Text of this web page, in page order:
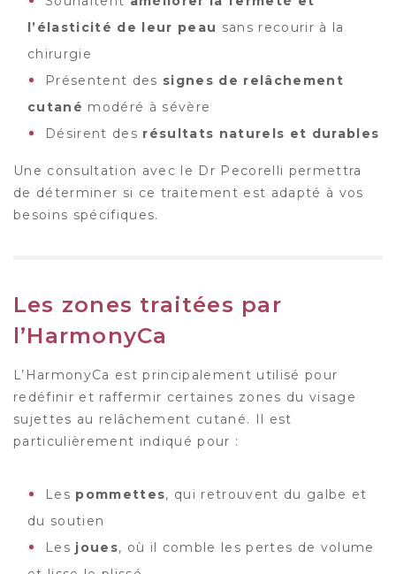
l’élasticité de leur peau sans recourir à la
chirurgie
Présentent des signes de relâchement
cutané modéré à sévère
Désirent des résultats naturels et durables
Une consultation avec le Dr Pecorelli permettra
de déterminer si ce traitement est adapté à vos
besoins spécifiques.
Les zones traitées par
l’HarmonyCa
L’HarmonyCa est principalement utilisé pour
redéfinir et raffermir certaines zones du visage
sujettes au relâchement cutané. Il est
particulièrement indiqué pour :
Les pommettes, qui retrouvent du galbe et
du soutien
Les joues, où il comble les pertes de volume